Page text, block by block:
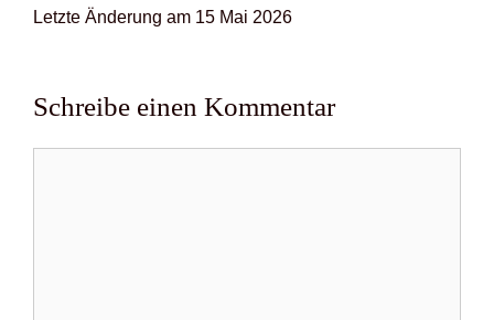
Letz­te Ände­rung am 15 Mai 2026
Schreibe einen Kommentar